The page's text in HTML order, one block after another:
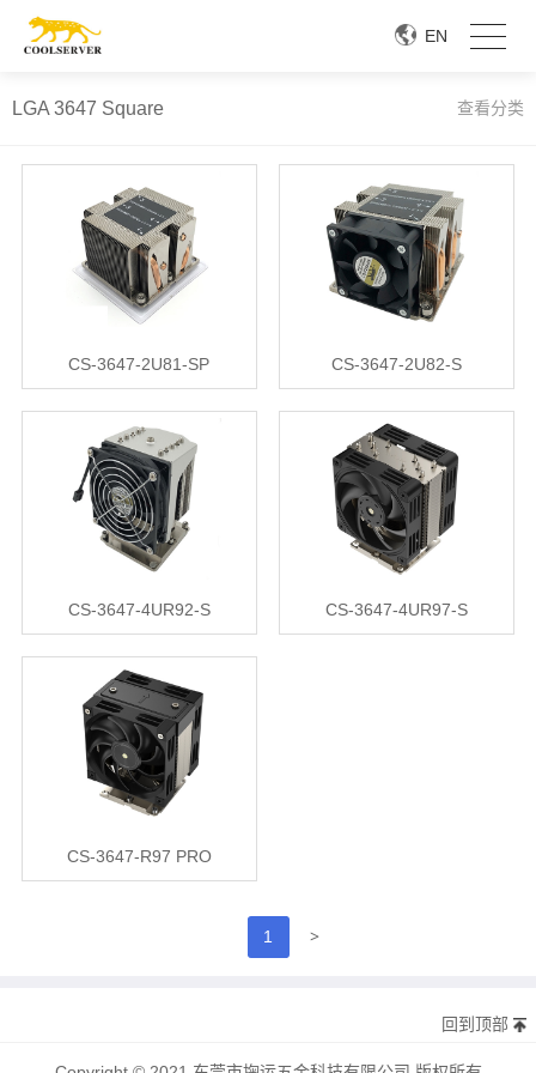
EN
LGA 3647 Square 查看分类
CS-3647-2U81-SP CS-3647-2U82-S
CS-3647-4UR92-S CS-3647-4UR97-S
CS-3647-R97 PRO
1 >
回到顶部